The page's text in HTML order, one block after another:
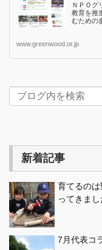
ＮＰＯグ
教育を推
むための
www.greenwood.or.jp
新着記事
育てるの
ってきまし
7月代表コ